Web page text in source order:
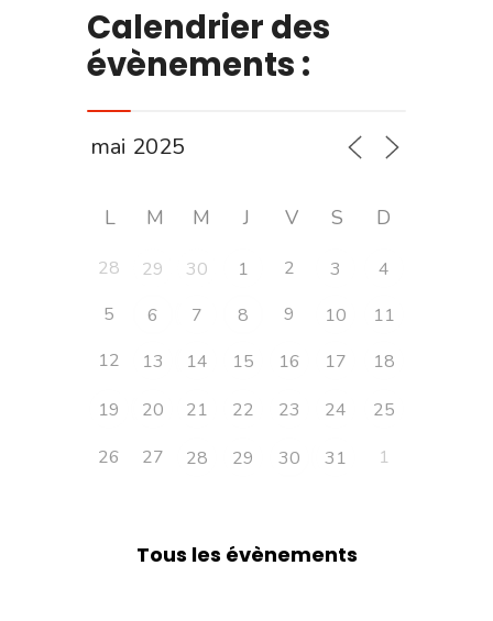
Calendrier des
évènements :
L M M J V S D
28 29 30 1 2 3
4
5
6 7 8 9 10
11
12
13 14 15 16 17
18
19
20 21 22 23 24
25
26
27 28 29 30 31 1
Tous les évènements